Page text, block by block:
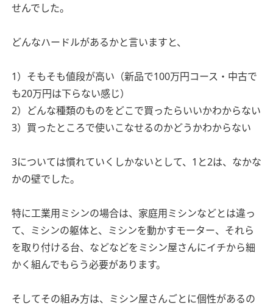
せんでした。
どんなハードルがあるかと言いますと、
1）そもそも値段が高い（新品で100万円コース・中古で
も20万円は下らない感じ）
2）どんな種類のものをどこで買ったらいいかわからない
3）買ったところで使いこなせるのかどうかわからない
3については慣れていくしかないとして、1と2は、なかな
かの壁でした。
特に工業用ミシンの場合は、家庭用ミシンなどとは違っ
て、ミシンの躯体と、ミシンを動かすモーター、それら
を取り付ける台、などなどをミシン屋さんにイチから細
かく組んでもらう必要があります。
そしてその組み方は、ミシン屋さんごとに個性があるの